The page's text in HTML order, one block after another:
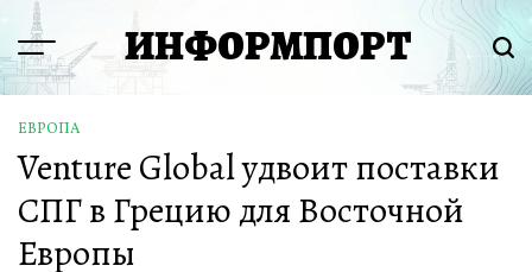
Перейти
содержимому
Menu ИНФОРМПОРТ
ОПУБЛИКОВАНО
В
ЕВРОПА
Venture Global удвоит поставки
СПГ в Грецию для Восточной
Европы